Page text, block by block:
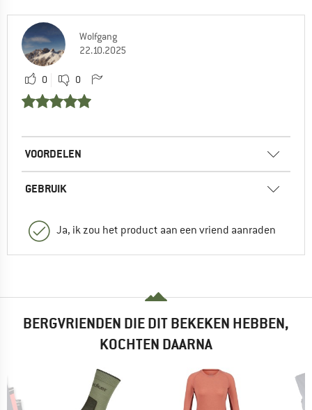
Wolfgang
22.10.2025
0 0
VOORDELEN
GEBRUIK
Ja, ik zou het product aan een vriend aanraden
BERGVRIENDEN DIE DIT BEKEKEN HEBBEN,
KOCHTEN DAARNA